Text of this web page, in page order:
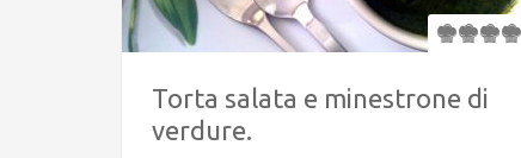
Torta salata e minestrone di
verdure.